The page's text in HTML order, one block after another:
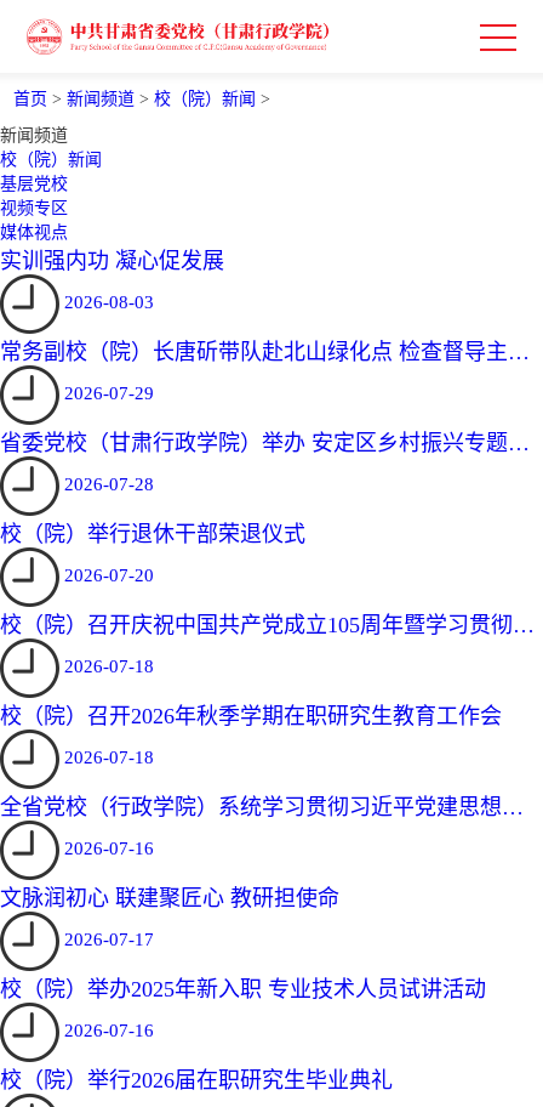
首页 > 新闻频道 > 校（院）新闻 >
新闻频道
校（院）新闻
基层党校
视频专区
媒体视点
实训强内功 凝心促发展
2026-08-03
常务副校（院）长唐斫带队赴北山绿化点 检查督导主汛
期防汛备汛工作
2026-07-29
省委党校（甘肃行政学院）举办 安定区乡村振兴专题培
训班
2026-07-28
校（院）举行退休干部荣退仪式
2026-07-20
校（院）召开庆祝中国共产党成立105周年暨学习贯彻习
近平党建思想理论研讨会
2026-07-18
校（院）召开2026年秋季学期在职研究生教育工作会
2026-07-18
全省党校（行政学院）系统学习贯彻习近平党建思想集
体备课会在安宁校区举办
2026-07-16
文脉润初心 联建聚匠心 教研担使命
2026-07-17
校（院）举办2025年新入职 专业技术人员试讲活动
2026-07-16
校（院）举行2026届在职研究生毕业典礼